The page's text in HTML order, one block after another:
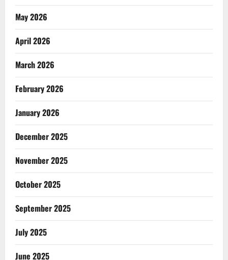
May 2026
April 2026
March 2026
February 2026
January 2026
December 2025
November 2025
October 2025
September 2025
July 2025
June 2025